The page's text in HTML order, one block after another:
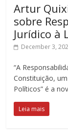
Artur
sobre
Jurídico à
December 3,
“A
Constituição,
Políticos” é a
Leia mais